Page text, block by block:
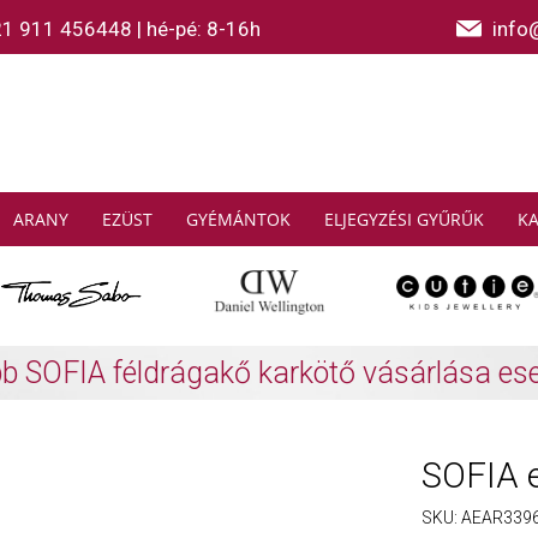
911 456448 | hé-pé: 8-16h
ARANY EZÜST GYÉMÁNTOK ELJEGYZÉSI GYŰRŰK
SABO: Gyűjtsön és spóroljon További
SOFIA
SKU: